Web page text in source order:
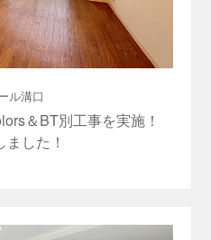
ル溝口
＆BT別工事を実施！
した！